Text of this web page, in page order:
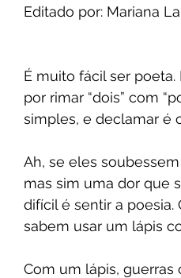
Editado por: Mariana
É muito fácil ser
por rimar “dois” com
simples, e declamar é
Ah, se eles
mas sim uma dor que
difícil é sentir a
sabem usar um lápis
Com um lápis, guerras